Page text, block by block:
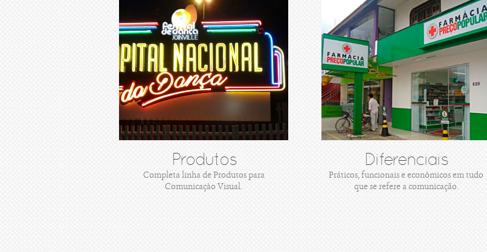
Produtos
Completa linha de Produtos para
Comunicaçào Visual.
Diferenciais
Práticos, funcionais e econômicos em tudo
que se refere a comunicação.